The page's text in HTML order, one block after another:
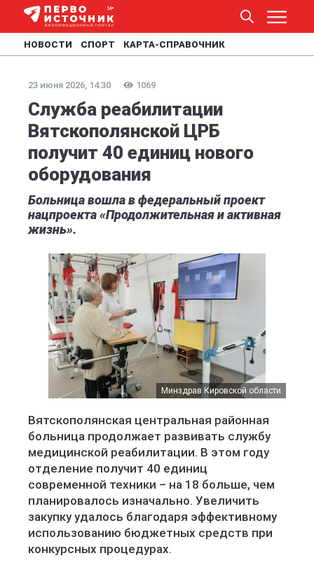
НОВОСТИ СПОРТ КАРТА-СПРАВОЧНИК
23 июня 2026, 14:30 1069
Служба реабилитации
Вятскополянской ЦРБ
получит 40 единиц нового
оборудования
Больница вошла в федеральный проект
нацпроекта «Продолжительная и активная
жизнь».
Минздрав Кировской области
Вятскополянская центральная районная
больница продолжает развивать службу
медицинской реабилитации. В этом году
отделение получит 40 единиц
современной техники – на 18 больше, чем
планировалось изначально. Увеличить
закупку удалось благодаря эффективному
использованию бюджетных средств при
конкурсных процедурах.